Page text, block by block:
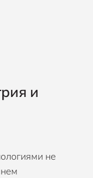
и
не